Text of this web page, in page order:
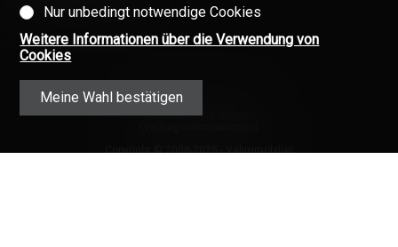
Angaben ohne Gewähr
Nur unbedingt notwendige Cookies
Weitere Informationen über die Verwendung von
Cookies
Meine Wahl bestätigen